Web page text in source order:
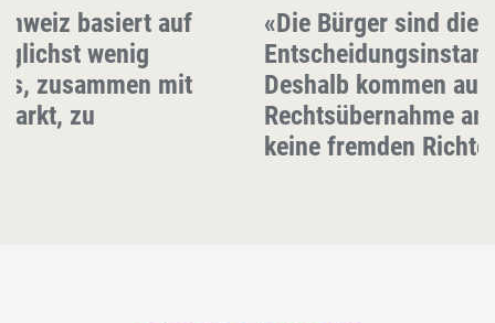
basiert auf
wenig
zusammen mit
zu
«Die Bürger sind die
Deshalb kommen
Rechtsübernahme
keine fremden